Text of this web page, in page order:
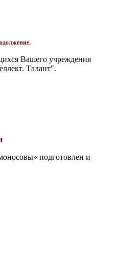
Вашего учреждения
Талант".
подготовлен и